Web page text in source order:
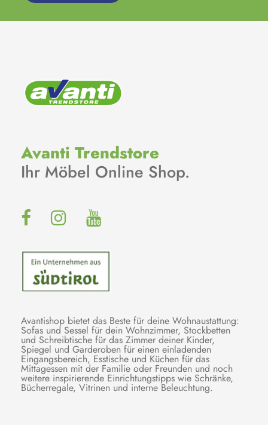
Avanti Trendstore
Ihr Möbel Online Shop.
Avantishop bietet das Beste für deine Wohnaustattung:
Sofas und Sessel für dein Wohnzimmer, Stockbetten
und Schreibtische für das Zimmer deiner Kinder,
Spiegel und Garderoben für einen einladenden
Eingangsbereich, Esstische und Küchen für das
Mittagessen mit der Familie oder Freunden und noch
weitere inspirierende Einrichtungstipps wie Schränke,
Bücherregale, Vitrinen und interne Beleuchtung.